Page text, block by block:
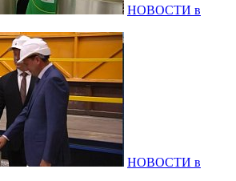
НОВОСТИ в
НОВОСТИ в